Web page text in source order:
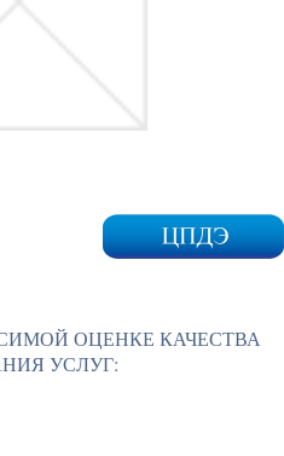
ОЦЕНКЕ КАЧЕСТВА
УСЛУГ: